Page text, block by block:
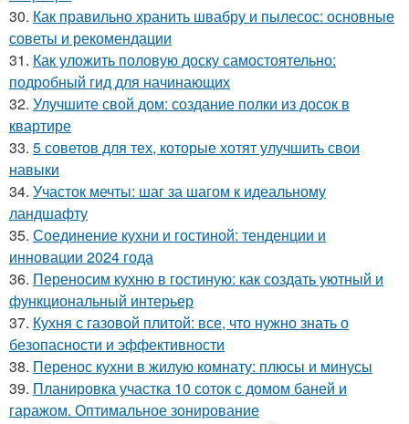
30. Как правильно хранить швабру и пылесос: основные
советы и рекомендации
31. Как уложить половую доску самостоятельно:
подробный гид для начинающих
32. Улучшите свой дом: создание полки из досок в
квартире
33. 5 советов для тех, которые хотят улучшить свои
навыки
34. Участок мечты: шаг за шагом к идеальному
ландшафту
35. Соединение кухни и гостиной: тенденции и
инновации 2024 года
36. Переносим кухню в гостиную: как создать уютный и
функциональный интерьер
37. Кухня с газовой плитой: все, что нужно знать о
безопасности и эффективности
38. Перенос кухни в жилую комнату: плюсы и минусы
39. Планировка участка 10 соток с домом баней и
гаражом. Оптимальное зонирование